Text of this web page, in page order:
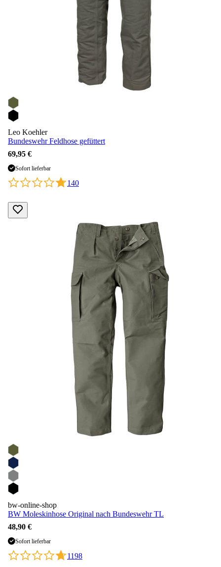
Leo Koehler
Bundeswehr Feldhose gefüttert
69,95 €
Sofort lieferbar
140
bw-online-shop
BW Moleskinhose Original nach Bundeswehr TL
48,90 €
Sofort lieferbar
1198